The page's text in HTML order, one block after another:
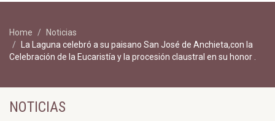
Home
Noticias
La Laguna celebró a su paisano San José de Anchieta,con la
Celebración de la Eucaristía y la procesión claustral en su honor .
NOTICIAS